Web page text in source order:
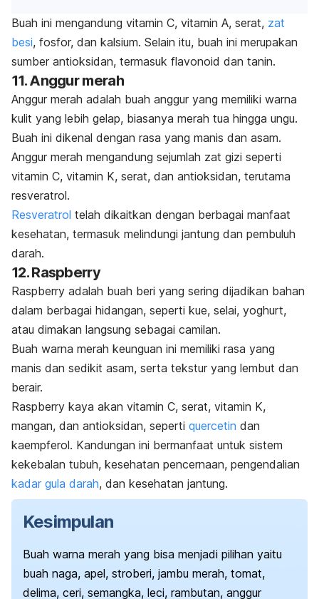
Buah ini mengandung vitamin C, vitamin A, serat, zat
besi, fosfor, dan kalsium. Selain itu, buah ini merupakan
sumber antioksidan, termasuk flavonoid dan tanin.
11. Anggur merah
Anggur merah adalah buah anggur yang memiliki warna
kulit yang lebih gelap, biasanya merah tua hingga ungu.
Buah ini dikenal dengan rasa yang manis dan asam.
Anggur merah mengandung sejumlah zat gizi seperti
vitamin C, vitamin K, serat, dan antioksidan, terutama
resveratrol.
Resveratrol telah dikaitkan dengan berbagai manfaat
kesehatan, termasuk melindungi jantung dan pembuluh
darah.
12.Raspberry
Raspberry adalah buah beri yang sering dijadikan bahan
dalam berbagai hidangan, seperti kue, selai, yoghurt,
atau dimakan langsung sebagai camilan.
Buah warna merah keunguan ini memiliki rasa yang
manis dan sedikit asam, serta tekstur yang lembut dan
berair.
Raspberry kaya akan vitamin C, serat, vitamin K,
mangan, dan antioksidan, seperti quercetin dan
kaempferol. Kandungan ini bermanfaat untuk sistem
kekebalan tubuh, kesehatan pencernaan, pengendalian
kadar gula darah, dan kesehatan jantung.
Kesimpulan
Buah warna merah yang bisa menjadi pilihan yaitu
buah naga, apel, stroberi, jambu merah, tomat,
delima, ceri, semangka, leci, rambutan, anggur